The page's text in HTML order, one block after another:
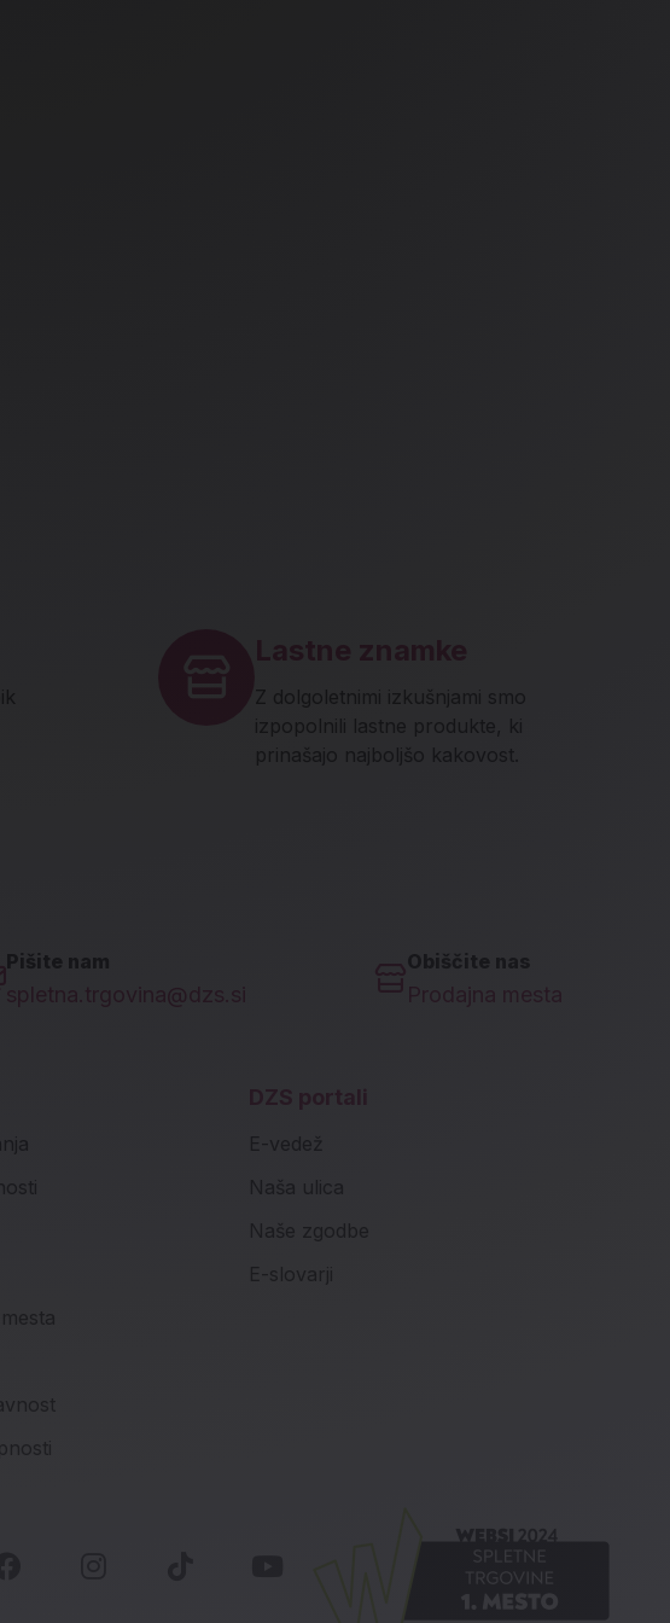
Lastne znamke
Z dolgoletnimi izkušnjami smo
izpopolnili lastne produkte, ki
prinašajo najboljšo kakovost.
Pišite nam
spletna.trgovina@dzs.si
Obiščite nas
Prodajna mesta
DZS portali
E-vedež
Naša ulica
Naše zgodbe
E-slovarji
Youtube (novo okno)